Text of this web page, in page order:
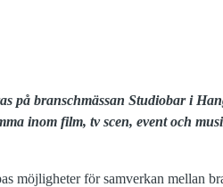
på branschmässan Studiobar i
inom film, tv scen, event och
möjligheter för samverkan mellan